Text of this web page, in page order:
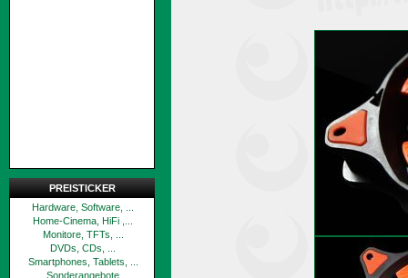
PREISTICKER
Hardware, Software, ...
Home-Cinema, HiFi ,...
Monitore, TFTs, ...
DVDs, CDs, ...
Smartphones, Tablets, ...
Sonderangebote